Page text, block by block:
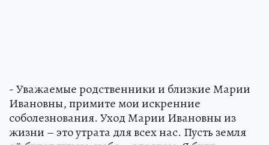
- Уважаемые родственники и близкие Марии
Ивановны, примите мои искренние
соболезнования. Уход Марии Ивановны из
жизни – это утрата для всех нас. Пусть земля